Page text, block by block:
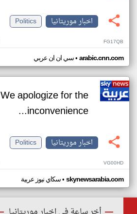
اخبار موريتانيا
Politics
FG17QB
سي ان ان عربي• arabic.cnn.com
We apologize for the
inconvenience...
اخبار موريتانيا
Politics
VG00HD
سكاي نيوز عربية• skynewsarabia.com